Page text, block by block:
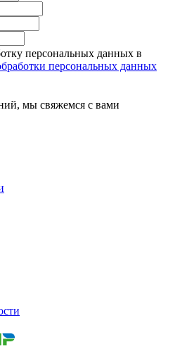
персональных данных в
персональных данных
мы свяжемся с вами